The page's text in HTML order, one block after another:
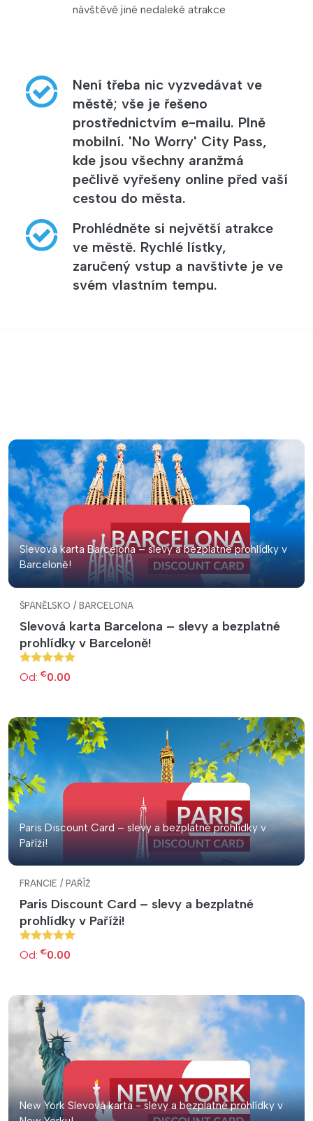
návštěvě jiné nedaleké atrakce
Není třeba nic vyzvedávat ve
městě; vše je řešeno
prostřednictvím e-mailu. Plně
mobilní. 'No Worry' City Pass,
kde jsou všechny aranžmá
pečlivě vyřešeny online před vaší
cestou do města.
Prohlédněte si největší atrakce
ve městě. Rychlé lístky,
zaručený vstup a navštivte je ve
svém vlastním tempu.
Slevová karta Barcelona – slevy a bezplatné prohlídky v
Barceloně!
ŠPANĚLSKO / BARCELONA
Slevová karta Barcelona – slevy a bezplatné
prohlídky v Barceloně!
Od: €0.00
Paris Discount Card – slevy a bezplatné prohlídky v
Paříži!
FRANCIE / PAŘÍŽ
Paris Discount Card – slevy a bezplatné
prohlídky v Paříži!
Od: €0.00
New York Slevová karta - slevy a bezplatné prohlídky v